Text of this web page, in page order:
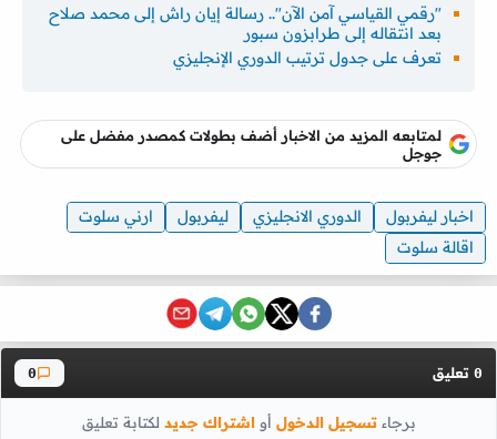
"رقمي القياسي آمن الآن".. رسالة إيان راش إلى محمد صلاح
بعد انتقاله إلى طرابزون سبور
تعرف على جدول ترتيب الدوري الإنجليزي
لمتابعه المزيد من الاخبار أضف بطولات كمصدر مفضل على
جوجل
اخبار ليفربول الدوري الانجليزي ليفربول
ارني سلوت
اقالة سلوت
0 تعليق 0
برجاءتسجيل الدخول أواشتراك جديد لكتابة تعليق